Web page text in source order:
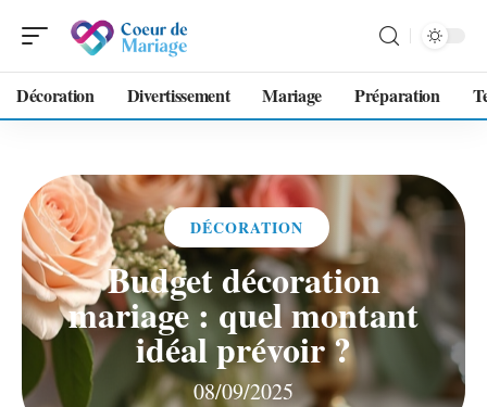
Décoration Divertissement Mariage Préparation
DÉCORATION
Budget décoration
mariage : quel montant
idéal prévoir ?
08/09/2025